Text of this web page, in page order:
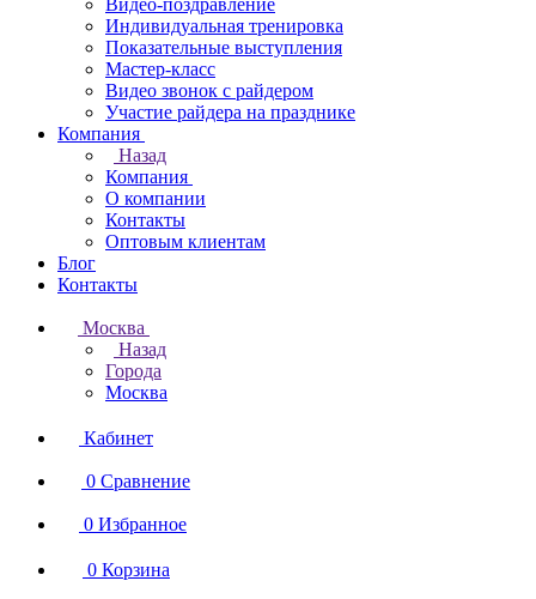
Видео-поздравление
Индивидуальная тренировка
Показательные выступления
Мастер-класс
Видео звонок с райдером
Участие райдера на празднике
Компания
Назад
Компания
О компании
Контакты
Оптовым клиентам
Блог
Контакты
Москва
Назад
Города
Москва
Кабинет
0 Сравнение
0 Избранное
0 Корзина